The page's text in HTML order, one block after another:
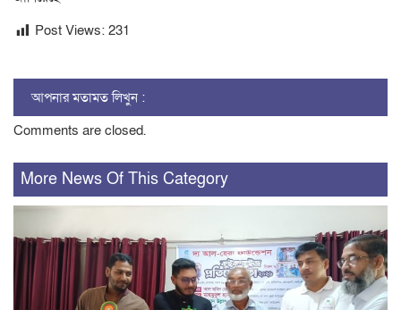
Post Views: 231
আপনার মতামত লিখুন :
Comments are closed.
More News Of This Category